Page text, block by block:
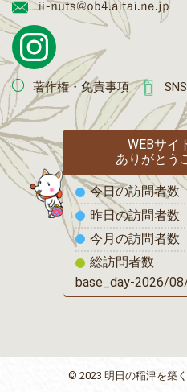
著作権・免責事項
WEBサイ
ありがとう
© 2023 明日の稲津を築